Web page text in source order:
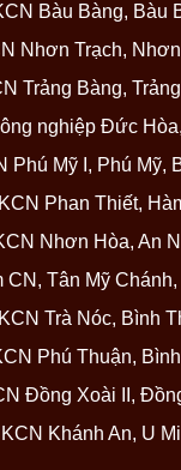
Bàu Bàng, Bàu
Nhơn Trạch,
Trảng Bàng,
nghiệp Đức
Phú Mỹ I, Phú Mỹ,
KCN Phan Thiết,
Nhơn Hòa, An
CN, Tân Mỹ
KCN Trà Nóc, Bình
Phú Thuận,
Đồng Xoài II,
KCN Khánh An, U